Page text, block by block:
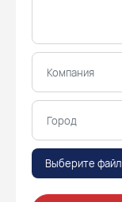
Выберите файл